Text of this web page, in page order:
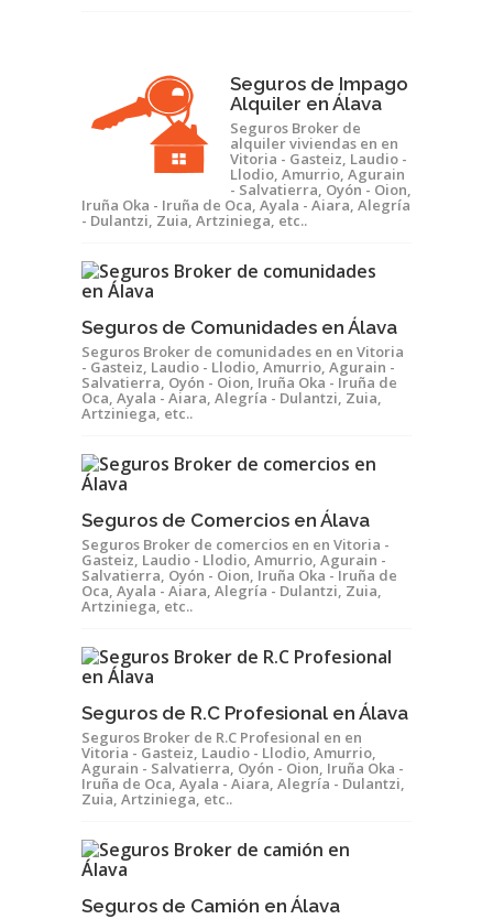
Seguros de Impago
Alquiler en Álava
Seguros Broker de
alquiler viviendas en en
Vitoria - Gasteiz, Laudio -
Llodio, Amurrio, Agurain
- Salvatierra, Oyón - Oion,
Iruña Oka - Iruña de Oca, Ayala - Aiara, Alegría
- Dulantzi, Zuia, Artziniega, etc..
Seguros de Comunidades en Álava
Seguros Broker de comunidades en en Vitoria
- Gasteiz, Laudio - Llodio, Amurrio, Agurain -
Salvatierra, Oyón - Oion, Iruña Oka - Iruña de
Oca, Ayala - Aiara, Alegría - Dulantzi, Zuia,
Artziniega, etc..
Seguros de Comercios en Álava
Seguros Broker de comercios en en Vitoria -
Gasteiz, Laudio - Llodio, Amurrio, Agurain -
Salvatierra, Oyón - Oion, Iruña Oka - Iruña de
Oca, Ayala - Aiara, Alegría - Dulantzi, Zuia,
Artziniega, etc..
Seguros de R.C Profesional en Álava
Seguros Broker de R.C Profesional en en
Vitoria - Gasteiz, Laudio - Llodio, Amurrio,
Agurain - Salvatierra, Oyón - Oion, Iruña Oka -
Iruña de Oca, Ayala - Aiara, Alegría - Dulantzi,
Zuia, Artziniega, etc..
Seguros de Camión en Álava